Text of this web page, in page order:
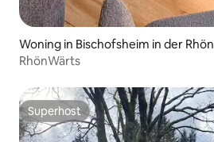
Woning in Bischofsheim in der Rhön
RhönWärts
Superhost
Superhost